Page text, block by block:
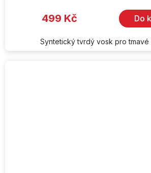
499 Kč Do
Syntetický tvrdý vosk pro tmavé